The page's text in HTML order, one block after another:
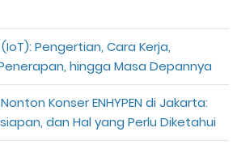
Pengertian, Cara Kerja,
hingga Masa Depannya
Konser ENHYPEN di Jakarta:
dan Hal yang Perlu Diketahui